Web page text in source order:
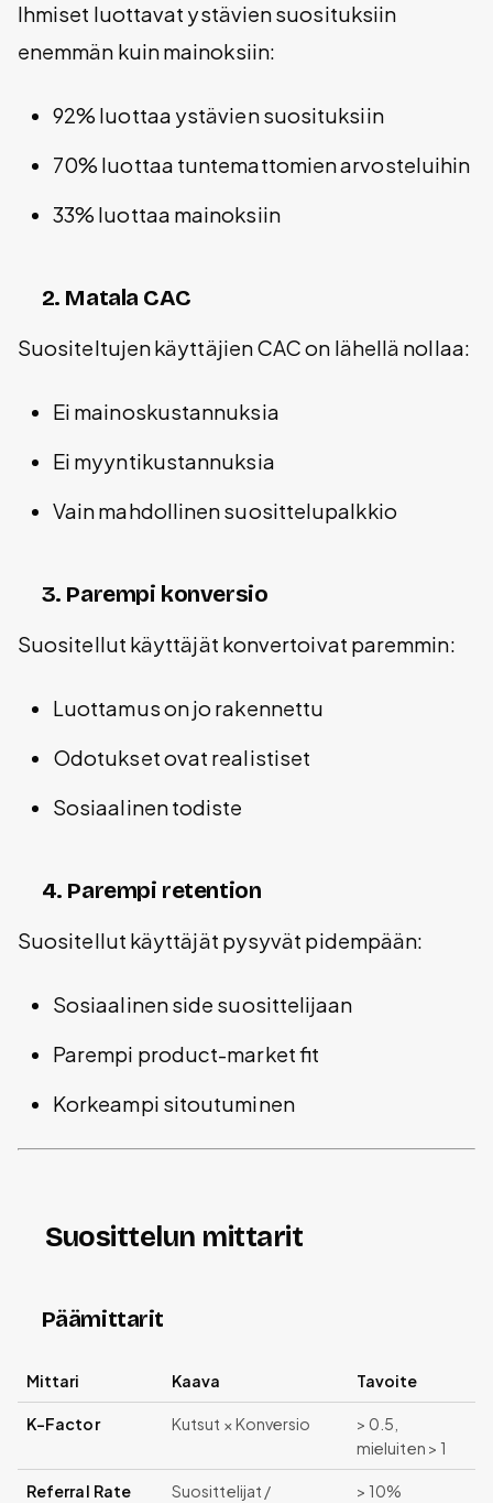
Ihmiset luottavat ystävien suosituksiin
enemmän kuin mainoksiin:
92% luottaa ystävien suosituksiin
70% luottaa tuntemattomien arvosteluihin
33% luottaa mainoksiin
2. Matala CAC
Suositeltujen käyttäjien CAC on lähellä nollaa:
Ei mainoskustannuksia
Ei myyntikustannuksia
Vain mahdollinen suosittelupalkkio
3. Parempi konversio
Suositellut käyttäjät konvertoivat paremmin:
Luottamus on jo rakennettu
Odotukset ovat realistiset
Sosiaalinen todiste
4. Parempi retention
Suositellut käyttäjät pysyvät pidempään:
Sosiaalinen side suosittelijaan
Parempi product-market fit
Korkeampi sitoutuminen
Suosittelun mittarit
Päämittarit
Mittari Kaava Tavoite
K-Factor Kutsut × Konversio
> 0.5,
mieluiten > 1
Referral Rate
Suosittelijat /
> 10%